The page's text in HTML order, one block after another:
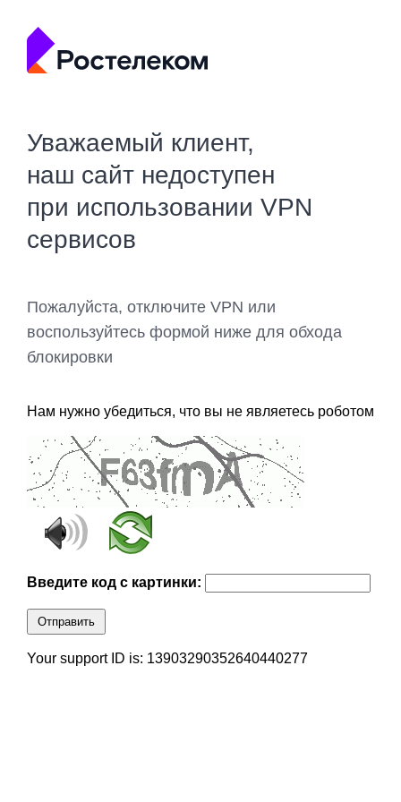
Уважаемый клиент,
наш сайт недоступен
при использовании VPN
сервисов
Пожалуйста, отключите VPN или
воспользуйтесь формой ниже для обхода
блокировки
Нам нужно убедиться, что вы не являетесь роботом
Введите код с картинки:
Отправить
Your support ID is: 13903290352640440277